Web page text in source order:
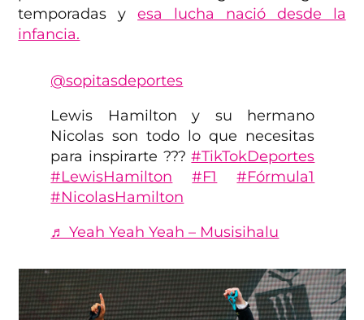
temporadas yesa lucha nació desde la
infancia.
@sopitasdeportes
Lewis Hamilton y su hermano
Nicolas son todo lo que necesitas
para inspirarte ??️?#TikTokDeportes
#LewisHamilton
#F1
#Fórmula1
#NicolasHamilton
♬ Yeah Yeah Yeah – Musisihalu